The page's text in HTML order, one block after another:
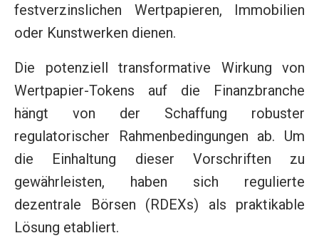
festverzinslichen Wertpapieren, Immobilien
oder Kunstwerken dienen.
Die potenziell transformative Wirkung von
Wertpapier-Tokens auf die Finanzbranche
hängt von der Schaffung robuster
regulatorischer Rahmenbedingungen ab. Um
die Einhaltung dieser Vorschriften zu
gewährleisten, haben sich regulierte
dezentrale Börsen (RDEXs) als praktikable
Lösung etabliert.